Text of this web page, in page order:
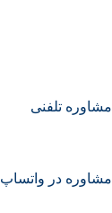
مشاوره تلفنی
مشاوره در واتساپ